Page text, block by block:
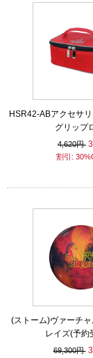
HSR42-ABアクセサ
グリップ
4,620円
割引:
(ストーム)ヴァーチ
レイズ(予約
69,300円